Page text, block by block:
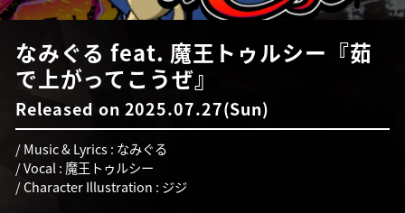
なみぐる feat. 魔王トゥルシー『茹
で上がってこうぜ』
Released on 2025.07.27(Sun)
/ Music & Lyrics : なみぐる
/ Vocal : 魔王トゥルシー
/ Character Illustration : ジジ